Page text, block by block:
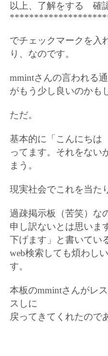
以上、了解をする 確
でチェックマークを入
り、なのです。
mmintさんの言われる
がもう少し良いのかも
ただ。
基本的に「こんにちは
ってます。それをない
まう。
現実社会でこれを当た
過疎掲示板（苦笑）な
申し訳ないとは思いま
下げます」と書いてい
web検索しても煩わし
す。
本板のmmintさんがレ
スしに
戻ってきてくれたので